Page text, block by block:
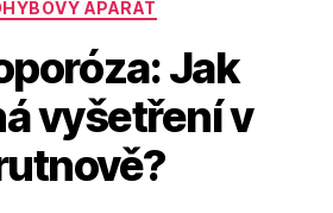
APARÁT
Jak
vyšetření v